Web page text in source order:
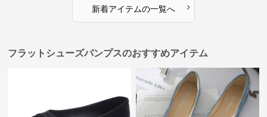
新着アイテムの一覧へ ›
フラットシューズパンプスのおすすめアイテム